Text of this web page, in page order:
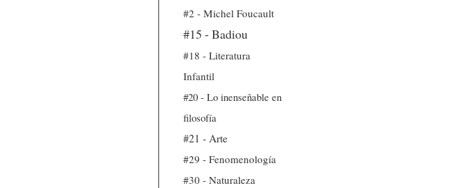
#2 - Michel Foucault
#15 - Badiou
#18 - Literatura
Infantil
#20 - Lo inenseñable en
filosofía
#21 - Arte
#29 - Fenomenología
#30 - Naturaleza